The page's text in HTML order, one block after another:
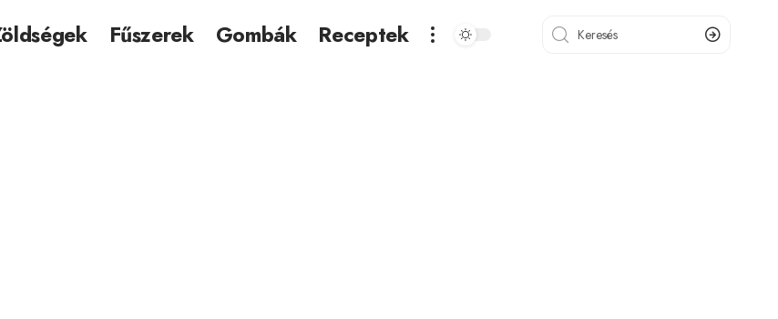
Fűszerek Gombák Receptek